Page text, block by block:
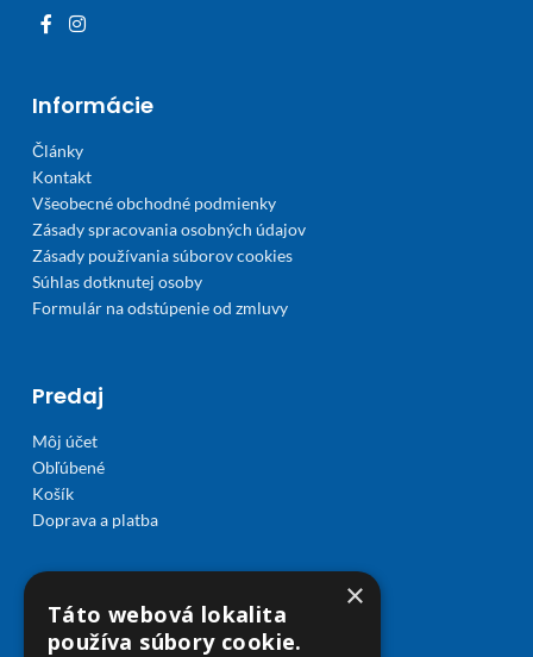
Informácie
Články
Kontakt
Všeobecné obchodné podmienky
Zásady spracovania osobných údajov
Zásady používania súborov cookies
Súhlas dotknutej osoby
Formulár na odstúpenie od zmluvy
Predaj
Môj účet
Obľúbené
Košík
Doprava a platba
×
Táto webová lokalita
používa súbory cookie.